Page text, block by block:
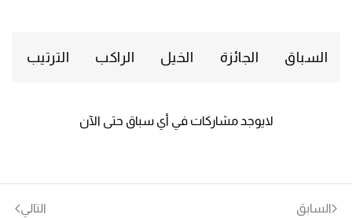
السباق الجائزة الخيل الراكب الترتيب
لايوجد مشاركات في أي سباق حتى الآن
السابق التالي